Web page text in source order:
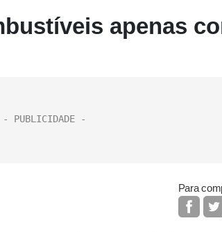
apenas
Para